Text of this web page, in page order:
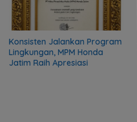
Konsisten Jalankan Program
Lingkungan, MPM Honda
Jatim Raih Apresiasi